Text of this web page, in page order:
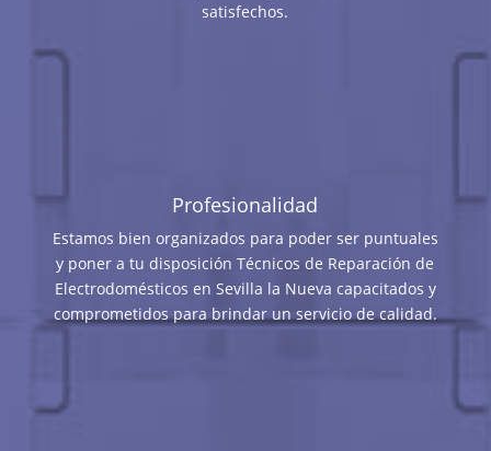
satisfechos.
Profesionalidad
Estamos bien organizados para poder ser puntuales
y poner a tu disposición Técnicos de Reparación de
Electrodomésticos en Sevilla la Nueva capacitados y
comprometidos para brindar un servicio de calidad.